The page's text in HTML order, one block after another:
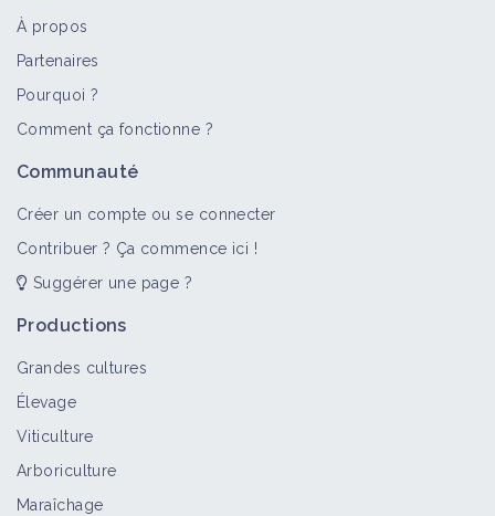
À propos
Partenaires
Pourquoi ?
Comment ça fonctionne ?
Communauté
Créer un compte ou se connecter
Contribuer ? Ça commence ici !
Suggérer une page ?
Productions
Grandes cultures
Élevage
Viticulture
Arboriculture
Maraîchage